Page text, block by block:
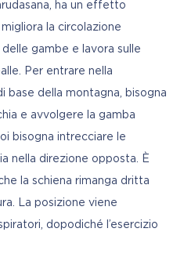
ha un effetto
la circolazione
gambe e lavora sulle
Per entrare nella
base della montagna, bisogna
e avvolgere la gamba
bisogna intrecciare le
nella direzione opposta. È
la schiena rimanga dritta
La posizione viene
dopodiché l’esercizio